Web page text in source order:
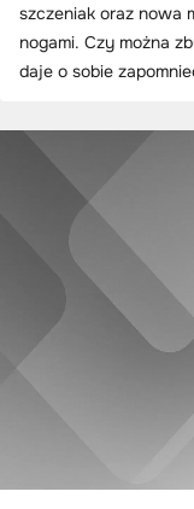
szczeniak oraz nowa
nogami. Czy można
daje o sobie